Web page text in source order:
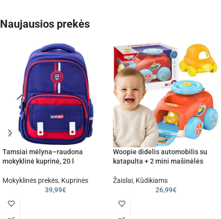
Naujausios prekės
Tamsiai mėlyna–raudona
mokyklinė kuprinė, 20 l
Mokyklinės prekės, Kuprinės
39,99€
Woopie didelis automobilis su
katapulta + 2 mini mašinėlės
Žaislai, Kūdikiams
26,99€